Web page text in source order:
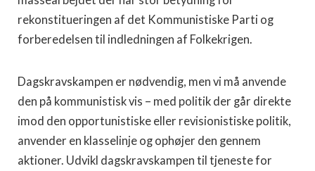
rekonstitueringen af det Kommunistiske Parti og
forberedelsen til indledningen af Folkekrigen.
Dagskravskampen er nødvendig, men vi må anvende
den på kommunistisk vis – med politik der går direkte
imod den opportunistiske eller revisionistiske politik,
anvender en klasselinje og ophøjer den gennem
aktioner. Udvikl dagskravskampen til tjeneste for